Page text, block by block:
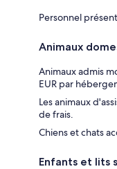
Personnel
Animaux
Animaux admis
EUR par
Les animaux
de frais.
Chiens et chats
Enfants et lits